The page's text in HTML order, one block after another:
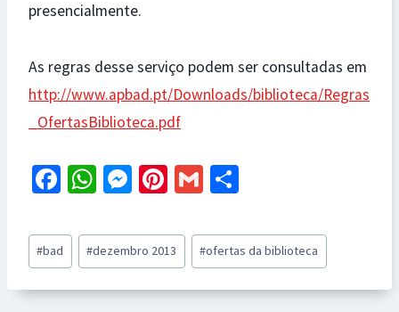
presencialmente.
As regras desse serviço podem ser consultadas em
http://www.apbad.pt/Downloads/biblioteca/Regras
_OfertasBiblioteca.pdf
Fa
b
o
o
W
at
sA
p
M
se
n
ge
Pi
er
es
t
G
ai
l
ar
e
Post
Tags:
#bad #dezembro 2013 #ofertas da biblioteca